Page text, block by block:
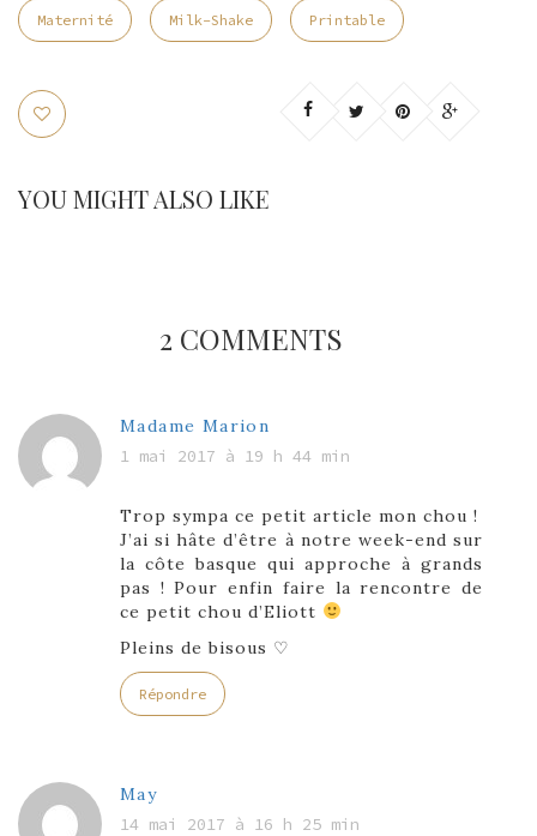
Maternité Milk-Shake Printable
YOU MIGHT ALSO LIKE
2 COMMENTS
Madame Marion
1 mai 2017 à 19 h 44 min
Trop sympa ce petit article mon chou !
J’ai si hâte d’être à notre week-end sur
la côte basque qui approche à grands
pas ! Pour enfin faire la rencontre de
ce petit chou d’Eliott
Pleins de bisous ♡
Répondre
May
14 mai 2017 à 16 h 25 min